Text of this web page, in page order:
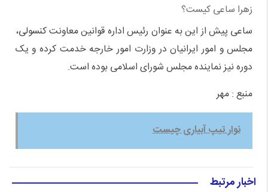
زهرا ساعی کیست؟
ساعی پیش از این به عنوان رئیس اداره قوانین معاونت کنسولی،
مجلس و امور ایرانیان در وزارت امور خارجه خدمت کرده و یک
دوره نیز نماینده مجلس شورای اسلامی بوده است.
منبع : مهر
نوار تیپ آبیاری چیست
اخبار مرتبط